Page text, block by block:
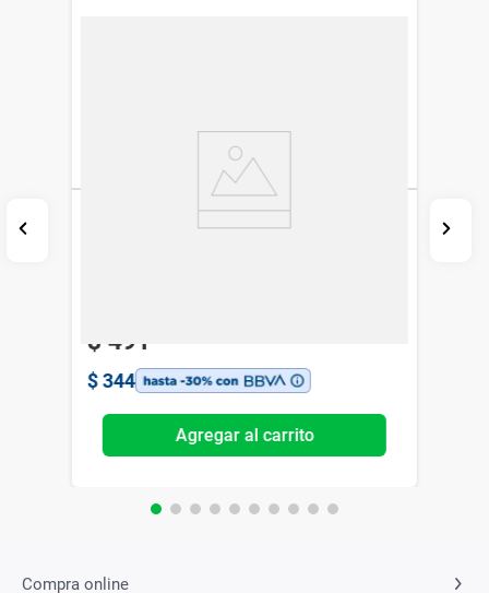
$ 491
$ 344
Agregar al carrito
Compra online